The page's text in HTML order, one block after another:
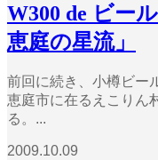
W300 de ビー
恵庭の星流」
前回に続き、小樽ビー
恵庭市に在るえこりん
る。...
2009.10.09